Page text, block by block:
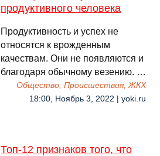
продуктивного человека
Продуктивность и успех не
относятся к врожденным
качествам. Они не появляются и
благодаря обычному везению. …
Общество, Происшествия, ЖКХ
18:00, Ноябрь 3, 2022 | yoki.ru
Топ-12 признаков того, что